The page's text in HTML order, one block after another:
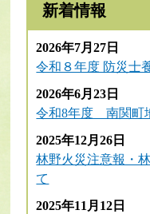
新着情報
2026年7月27日
令和８年度 防災士
2026年6月23日
令和8年度 南関町
2025年12月26日
林野火災注意報・
て
2025年11月12日